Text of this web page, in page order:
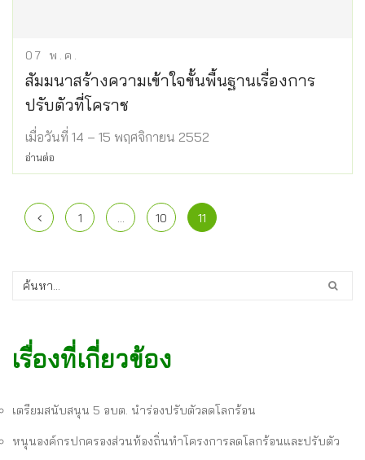
07 พ.ค.
สัมมนาสร้างความเข้าใจขั้นพื้นฐานเรื่องการ
ปรับตัวที่โคราช
เมื่อวันที่ 14 – 15 พฤศจิกายน 2552
อ่านต่อ
1 10 11
เรื่องที่เกี่ยวข้อง
เตรียมสนับสนุน 5 อบต. นำร่องปรับตัวลดโลกร้อน
หนุนองค์กรปกครองส่วนท้องถิ่นทำโครงการลดโลกร้อนและปรับตัว